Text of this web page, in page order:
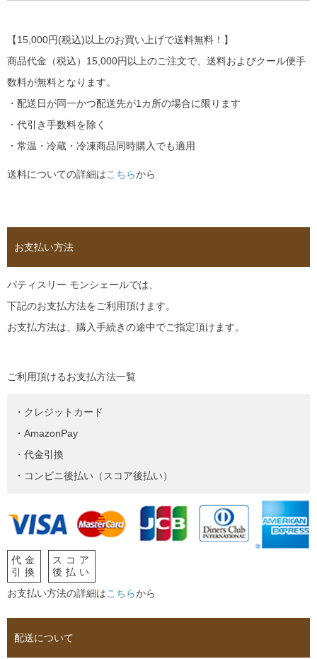
【15,000円(税込)以上のお買い上げで送料無料！】
商品代金（税込）15,000円以上のご注文で、送料およびクール便手
数料が無料となります。
・配送日が同一かつ配送先が1カ所の場合に限ります
・代引き手数料を除く
・常温・冷蔵・冷凍商品同時購入でも適用
送料についての詳細はこちらから
お支払い方法
パティスリー モンシェールでは、
下記のお支払方法をご利用頂けます。
お支払方法は、購入手続きの途中でご指定頂けます。
ご利用頂けるお支払方法一覧
・クレジットカード
・AmazonPay
・代金引換
・コンビニ後払い（スコア後払い）
代金
引換
スコア
後払い
お支払い方法の詳細はこちらから
配送について